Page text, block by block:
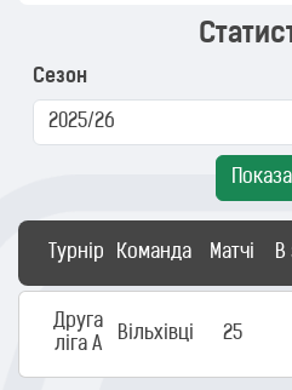
Сезон
Турнір Команда Матчі В
Друга
ліга А
Вільхівці 25